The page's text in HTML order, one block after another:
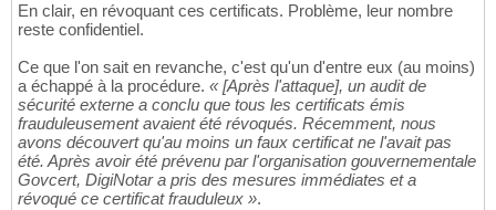
En clair, en révoquant ces certificats. Problème, leur nombre
reste confidentiel.
Ce que l'on sait en revanche, c'est qu'un d'entre eux (au moins)
a échappé à la procédure. « [Après l'attaque], un audit de
sécurité externe a conclu que tous les certificats émis
frauduleusement avaient été révoqués. Récemment, nous
avons découvert qu'au moins un faux certificat ne l'avait pas
été. Après avoir été prévenu par l'organisation gouvernementale
Govcert, DigiNotar a pris des mesures immédiates et a
révoqué ce certificat frauduleux ».